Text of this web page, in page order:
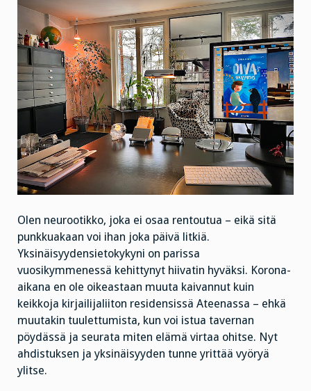
Olen neurootikko, joka ei osaa rentoutua – eikä sitä
punkkuakaan voi ihan joka päivä litkiä.
Yksinäisyydensietokykyni on parissa
vuosikymmenessä kehittynyt hiivatin hyväksi. Korona-
aikana en ole oikeastaan muuta kaivannut kuin
keikkoja kirjailijaliiton residensissä Ateenassa – ehkä
muutakin tuulettumista, kun voi istua tavernan
pöydässä ja seurata miten elämä virtaa ohitse. Nyt
ahdistuksen ja yksinäisyyden tunne yrittää vyöryä
ylitse.